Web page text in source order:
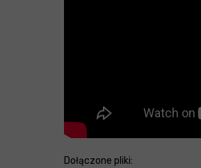
Dołączone pliki: